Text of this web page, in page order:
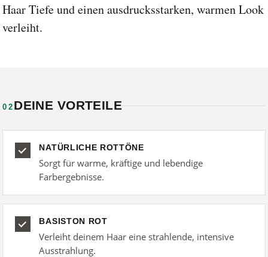
Haar Tiefe und einen ausdrucksstarken, warmen Look
verleiht.
02 DEINE VORTEILE
NATÜRLICHE ROTTÖNE
Sorgt für warme, kräftige und lebendige
Farbergebnisse.
BASISTON ROT
Verleiht deinem Haar eine strahlende, intensive
Ausstrahlung.